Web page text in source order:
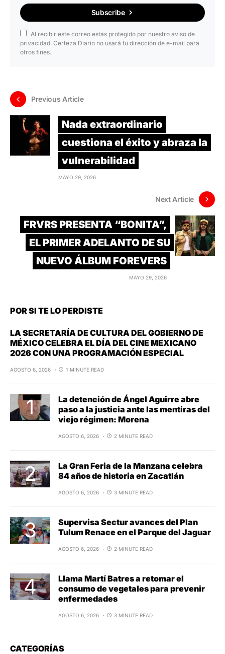
Subscribe
Al recibir este correo estás protegido por nuestro aviso de
privacidad. Certeza Diario no usará tu dirección de e-mail para
otros fines.
Previous Article
Nada extraordinario
cuestiona el éxito y abraza la
vulnerabilidad
MAYO 29, 2026
Next Article
FRVRS PRESENTA “BONITA”,
EL PRIMER ADELANTO DE SU
NUEVO ÁLBUM FOREVERS
MAYO 29, 2026
POR SI TE LO PERDISTE
LA SECRETARÍA DE CULTURA DEL GOBIERNO DE
MÉXICO CELEBRA EL DÍA DEL CINE MEXICANO
2026 CON UNA PROGRAMACIÓN ESPECIAL
AGOSTO 6, 2026 1 MINUTE READ
La detención de Ángel Aguirre abre
paso a la justicia ante las mentiras del
viejo régimen: Morena
AGOSTO 6, 2026 2 MINUTE READ
La Gran Feria de la Manzana celebra
84 años de historia en Zacatlán
AGOSTO 6, 2026 3 MINUTE READ
Supervisa Sectur avances del Plan
Tulum Renace en el Parque del Jaguar
AGOSTO 6, 2026 2 MINUTE READ
Llama Martí Batres a retomar el
consumo de vegetales para prevenir
enfermedades
AGOSTO 6, 2026 3 MINUTE READ
CATEGORÍAS